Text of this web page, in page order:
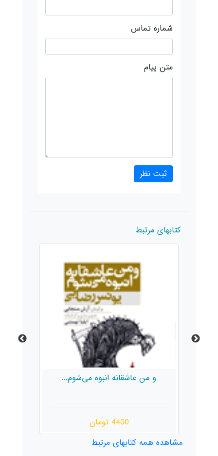
شماره تماس
متن پیام
کتابهای مرتبط
و من عاشقانه انبوه می‌شوم...
4400 تومان
مشاهده همه کتابهای مرتبط